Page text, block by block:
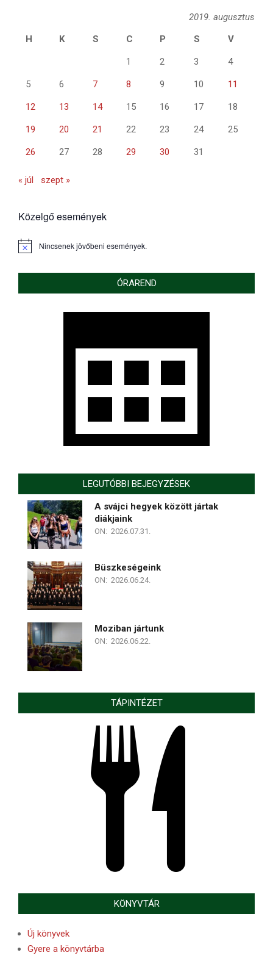
2019. augusztus
H
K S C P S V
1 2 3 4
5 6 7 8 9 10 11
12 13 14 15 16 17 18
19 20 21 22 23 24 25
26 27 28 29 30 31
« júl szept »
Közelgő események
Notice Nincsenek jövőbeni események.
ÓRAREND
LEGUTÓBBI BEJEGYZÉSEK
A svájci hegyek között jártak
diákjaink
ON: 2026.07.31.
Büszkeségeink
ON: 2026.06.24.
Moziban jártunk
ON: 2026.06.22.
TÁPINTÉZET
KÖNYVTÁR
Új könyvek
Gyere a könyvtárba